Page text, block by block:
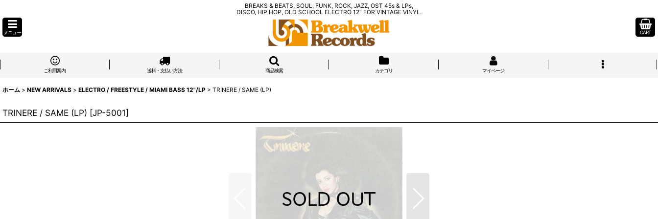
BREAKS & BEATS, SOUL, FUNK, ROCK, JAZZ, OST 45s & LPs,
DISCO, HIP HOP, OLD SCHOOL ELECTRO 12" FOR VINTAGE VINYL.
メニュー CART
ご利用案内 送料・支払い方法 商品検索 カテゴリ マイページ
ホーム > NEW ARRIVALS > ELECTRO / FREESTYLE / MIAMI BASS 12"/LP > TRINERE / SAME (LP)
TRINERE / SAME (LP) [JP-5001]